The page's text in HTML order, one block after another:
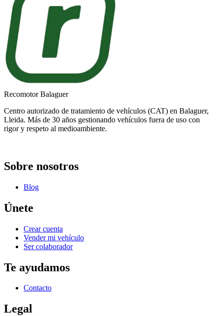
Recomotor Balaguer
Centro autorizado de tratamiento de vehículos (CAT) en Balaguer,
Lleida. Más de 30 años gestionando vehículos fuera de uso con
rigor y respeto al medioambiente.
Sobre nosotros
Blog
Únete
Crear cuenta
Vender mi vehículo
Ser colaborador
Te ayudamos
Contacto
Legal